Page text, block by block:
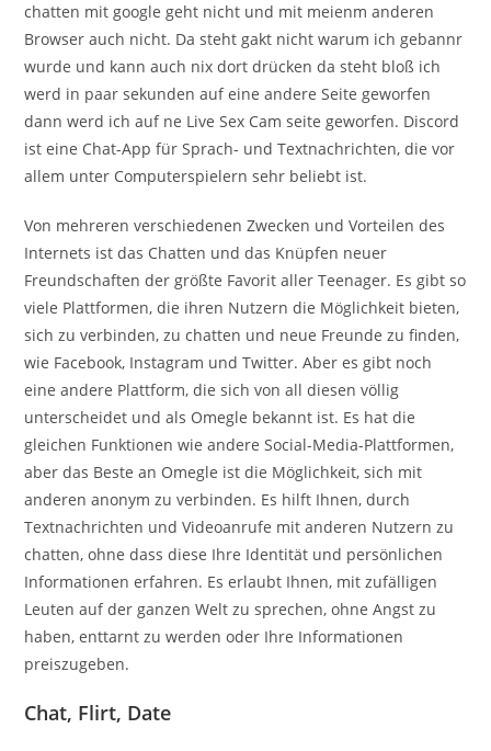
chatten mit google geht nicht und mit meienm anderen
Browser auch nicht. Da steht gakt nicht warum ich gebannr
wurde und kann auch nix dort drücken da steht bloß ich
werd in paar sekunden auf eine andere Seite geworfen
dann werd ich auf ne Live Sex Cam seite geworfen. Discord
ist eine Chat-App für Sprach- und Textnachrichten, die vor
allem unter Computerspielern sehr beliebt ist.
Von mehreren verschiedenen Zwecken und Vorteilen des
Internets ist das Chatten und das Knüpfen neuer
Freundschaften der größte Favorit aller Teenager. Es gibt so
viele Plattformen, die ihren Nutzern die Möglichkeit bieten,
sich zu verbinden, zu chatten und neue Freunde zu finden,
wie Facebook, Instagram und Twitter. Aber es gibt noch
eine andere Plattform, die sich von all diesen völlig
unterscheidet und als Omegle bekannt ist. Es hat die
gleichen Funktionen wie andere Social-Media-Plattformen,
aber das Beste an Omegle ist die Möglichkeit, sich mit
anderen anonym zu verbinden. Es hilft Ihnen, durch
Textnachrichten und Videoanrufe mit anderen Nutzern zu
chatten, ohne dass diese Ihre Identität und persönlichen
Informationen erfahren. Es erlaubt Ihnen, mit zufälligen
Leuten auf der ganzen Welt zu sprechen, ohne Angst zu
haben, enttarnt zu werden oder Ihre Informationen
preiszugeben.
Chat, Flirt, Date